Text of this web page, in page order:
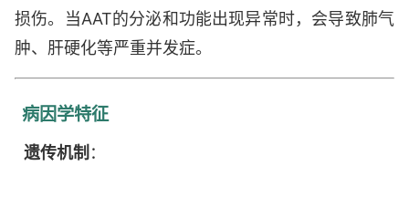
损伤。当AAT的分泌和功能出现异常时，会导致肺气
肿、肝硬化等严重并发症。
病因学特征
遗传机制 ：